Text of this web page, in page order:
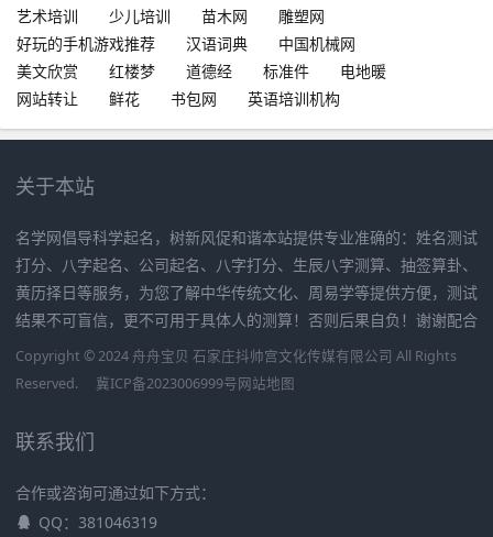
艺术培训
少儿培训 苗木网
雕塑网
好玩的手机游戏推荐
汉语词典
中国机械网
美文欣赏
红楼梦 道德经 标准件
电地暖
网站转让
鲜花 书包网 英语培训机构
关于本站
名学网倡导科学起名，树新风促和谐本站提供专业准确的：姓名测试
打分、八字起名、公司起名、八字打分、生辰八字测算、抽签算卦、
黄历择日等服务，为您了解中华传统文化、周易学等提供方便，测试
结果不可盲信，更不可用于具体人的测算！否则后果自负！谢谢配合
Copyright © 2024 舟舟宝贝 石家庄抖帅宫文化传媒有限公司 All Rights
Reserved.
冀ICP备2023006999号网站地图
联系我们
合作或咨询可通过如下方式：
QQ：381046319